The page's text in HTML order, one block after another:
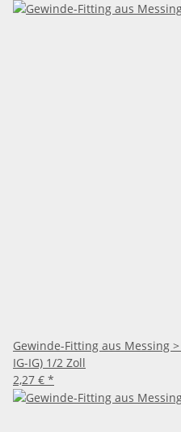
Gewinde-Fitting aus Messing
IG-IG) 1/2 Zoll
2,27 € *